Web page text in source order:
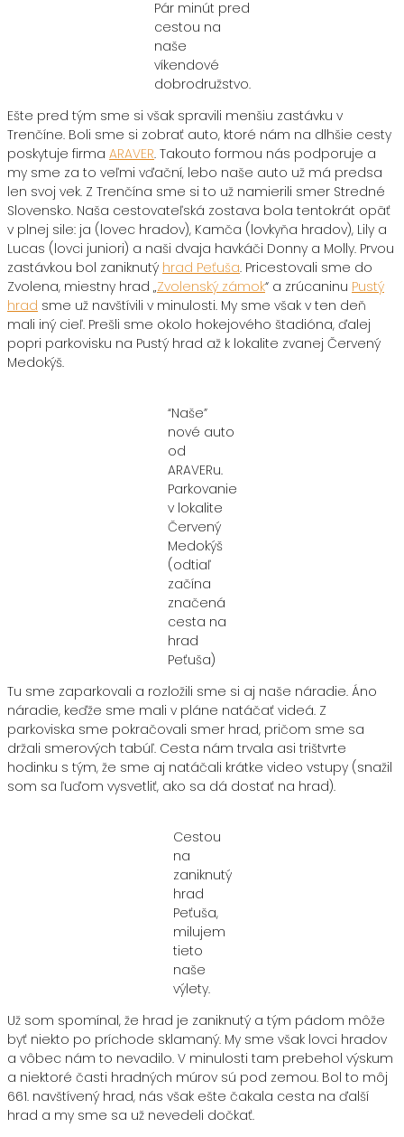
Pár minút pred
cestou na
naše
víkendové
dobrodružstvo.
Ešte pred tým sme si však spravili menšiu zastávku v
Trenčíne. Boli sme si zobrať auto, ktoré nám na dlhšie cesty
poskytuje firma ARAVER. Takouto formou nás podporuje a
my sme za to veľmi vďační, lebo naše auto už má predsa
len svoj vek. Z Trenčína sme si to už namierili smer Stredné
Slovensko. Naša cestovateľská zostava bola tentokrát opäť
v plnej sile: ja (lovec hradov), Kamča (lovkyňa hradov), Lily a
Lucas (lovci juniori) a naši dvaja havkáči Donny a Molly. Prvou
zastávkou bol zaniknutý hrad Peťuša. Pricestovali sme do
Zvolena, miestny hrad „Zvolenský zámok“ a zrúcaninu Pustý
hrad sme už navštívili v minulosti. My sme však v ten deň
mali iný cieľ. Prešli sme okolo hokejového štadióna, ďalej
popri parkovisku na Pustý hrad až k lokalite zvanej Červený
Medokýš.
“Naše”
nové auto
od
ARAVERu.
Parkovanie
v lokalite
Červený
Medokýš
(odtiaľ
začína
značená
cesta na
hrad
Peťuša)
Tu sme zaparkovali a rozložili sme si aj naše náradie. Áno
náradie, keďže sme mali v pláne natáčať videá. Z
parkoviska sme pokračovali smer hrad, pričom sme sa
držali smerových tabúľ. Cesta nám trvala asi trištvrte
hodinku s tým, že sme aj natáčali krátke video vstupy (snažil
som sa ľuďom vysvetliť, ako sa dá dostať na hrad).
Cestou
na
zaniknutý
hrad
Peťuša,
milujem
tieto
naše
výlety.
Už som spomínal, že hrad je zaniknutý a tým pádom môže
byť niekto po príchode sklamaný. My sme však lovci hradov
a vôbec nám to nevadilo. V minulosti tam prebehol výskum
a niektoré časti hradných múrov sú pod zemou. Bol to môj
661. navštívený hrad, nás však ešte čakala cesta na ďalší
hrad a my sme sa už nevedeli dočkať.